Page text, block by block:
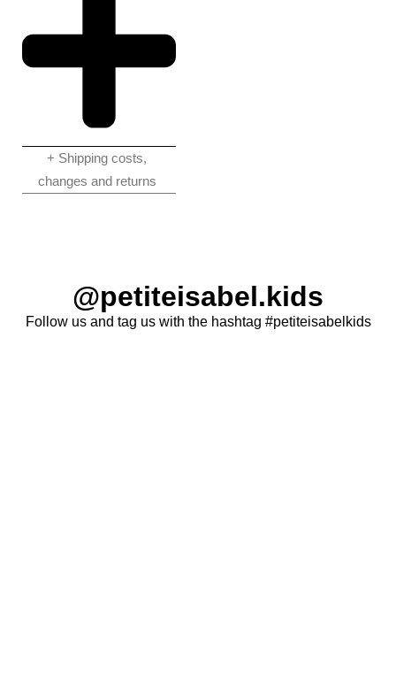
+ Shipping costs,
changes and returns
@petiteisabel.kids
Follow us and tag us with the hashtag #petiteisabelkids